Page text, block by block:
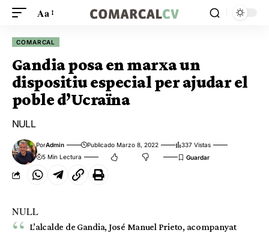
Aa
COMARCAL
Gandia posa en marxa un
dispositiu especial per ajudar el
poble d’Ucraïna
NULL
PorAdmin Publicado Marzo 8, 2022
337 Vistas
5 Min Lectura
NULL
L’alcalde de Gandia, José Manuel Prieto, acompanyat